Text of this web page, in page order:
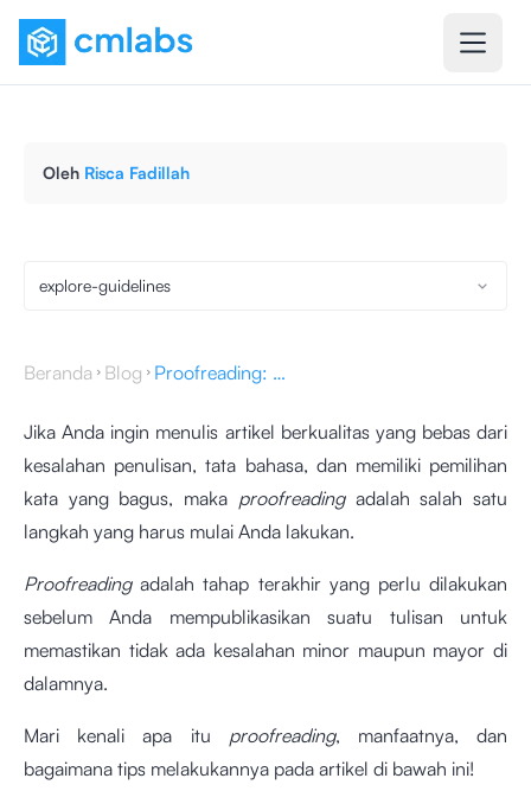
Oleh Risca Fadillah
explore-guidelines
Beranda Blog Proofreading: Definisi, Manfaat, Skill, & Tips Melakukannya
Jika Anda ingin menulis artikel berkualitas yang bebas dari
kesalahan penulisan, tata bahasa, dan memiliki pemilihan
kata yang bagus, maka proofreading adalah salah satu
langkah yang harus mulai Anda lakukan.
Proofreadingadalah tahap terakhir yang perlu dilakukan
sebelum Anda mempublikasikan suatu tulisan untuk
memastikan tidak ada kesalahan minor maupun mayor di
dalamnya.
Mari kenali apa itu proofreading, manfaatnya, dan
bagaimana tips melakukannya pada artikel di bawah ini!